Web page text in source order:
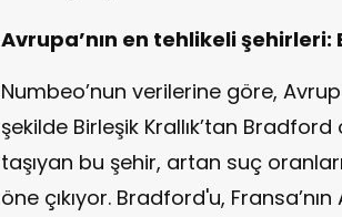
Avrupa’nın en tehlikeli
Numbeo’nun verilerine göre,
şekilde Birleşik Krallık’tan
taşıyan bu şehir, artan suç
öne çıkıyor. Bradford'u,